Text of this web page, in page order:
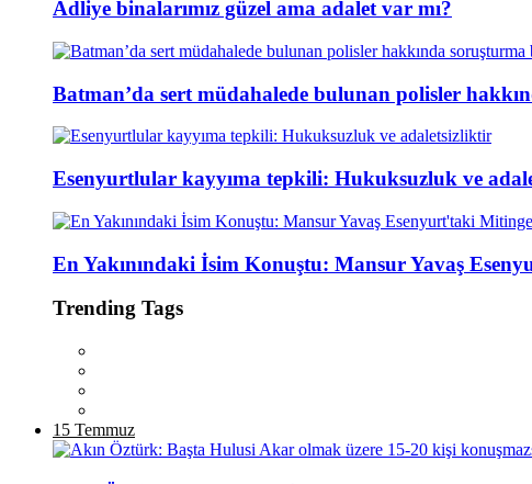
Adliye binalarımız güzel ama adalet var mı?
Batman’da sert müdahalede bulunan polisler
Esenyurtlular kayyıma tepkili: Hukuksuzluk ve
En Yakınındaki İsim Konuştu: Mansur Yavaş
Trending Tags
15 Temmuz